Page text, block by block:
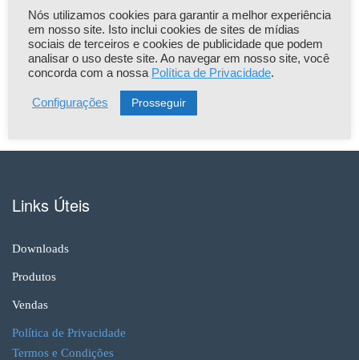
Adicionar ao carrinho
Links Úteis
Downloads
Produtos
Vendas
Política de Privacidade
Termos e Condições
Nós utilizamos cookies para garantir a melhor experiência
em nosso site. Isto inclui cookies de sites de mídias
sociais de terceiros e cookies de publicidade que podem
analisar o uso deste site. Ao navegar em nosso site, você
concorda com a nossa Política de Privacidade.
Configurações Prosseguir